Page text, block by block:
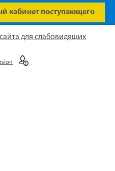
кабинет поступающего
для слабовидящих